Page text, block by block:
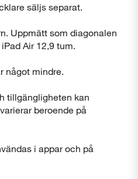
säljs separat.
Uppmätt som diagonalen
Air 12,9 tum.
något mindre.
tillgängligheten kan
beroende på
i appar och på